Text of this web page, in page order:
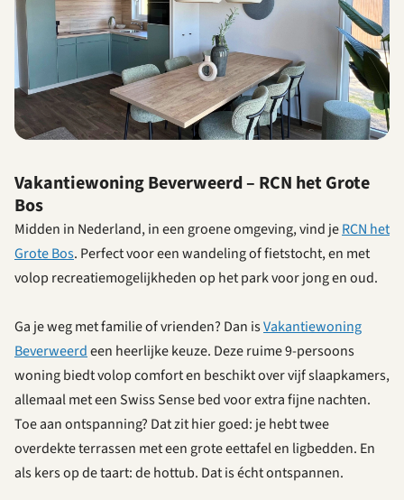
Vakantiewoning Beverweerd – RCN het Grote
Bos
Midden in Nederland, in een groene omgeving, vind jeRCN het
Grote Bos. Perfect voor een wandeling of fietstocht, en met
volop recreatiemogelijkheden op het park voor jong en oud.
Ga je weg met familie of vrienden? Dan isVakantiewoning
Beverweerdeen heerlijke keuze. Deze ruime 9-persoons
woning biedt volop comfort en beschikt over vijf slaapkamers,
allemaal met een Swiss Sense bed voor extra fijne nachten.
Toe aan ontspanning? Dat zit hier goed: je hebt twee
overdekte terrassen met een grote eettafel en ligbedden. En
als kers op de taart: de hottub. Dat is écht ontspannen.